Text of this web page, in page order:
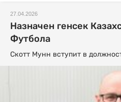
27.04.2026
Назначен генсек
Футбола
Скотт Мунн вступит в